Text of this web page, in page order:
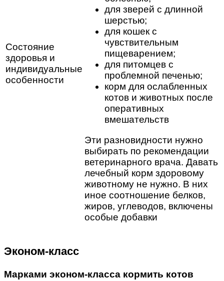
Состояние
здоровья и
индивидуальные
особенности
для зверей с длинной
шерстью;
для кошек с
чувствительным
пищеварением;
для питомцев с
проблемной печенью;
корм для ослабленных
котов и животных после
оперативных
вмешательств
Эти разновидности нужно
выбирать по рекомендации
ветеринарного врача. Давать
лечебный корм здоровому
животному не нужно. В них
иное соотношение белков,
жиров, углеводов, включены
особые добавки
Эконом-класс
Марками эконом-класса кормить котов